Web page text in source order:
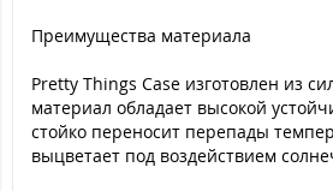
Преимущества материала
Pretty Things Case изготовлен из
материал обладает высокой
стойко переносит перепады
выцветает под воздействием